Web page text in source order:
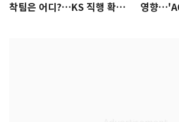
착팀은 어디?…KS 직행 확률
영향